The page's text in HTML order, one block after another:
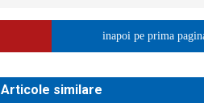
inapoi pe prima
Articole similare